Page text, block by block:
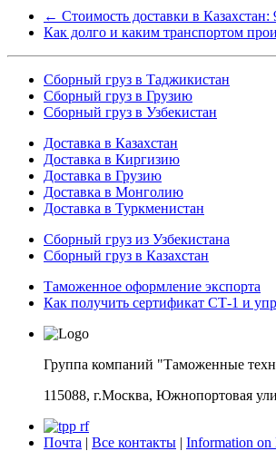
← Стоимость доставки в
Как долго и каким транспортом
Сборный груз в Таджикистан
Сборный груз в Грузию
Сборный груз в Узбекистан
Доставка в Казахстан
Доставка в Киргизию
Доставка в Грузию
Доставка в Монголию
Доставка в Туркменистан
Cборный груз из Узбекистана
Сборный груз в Казахстан
Таможенное оформление экспорта
Как получить сертификат СТ-1 и
Группа компаний "Таможенные
115088, г.Москва, Южнопортовая
Почта | Все контакты | Information on